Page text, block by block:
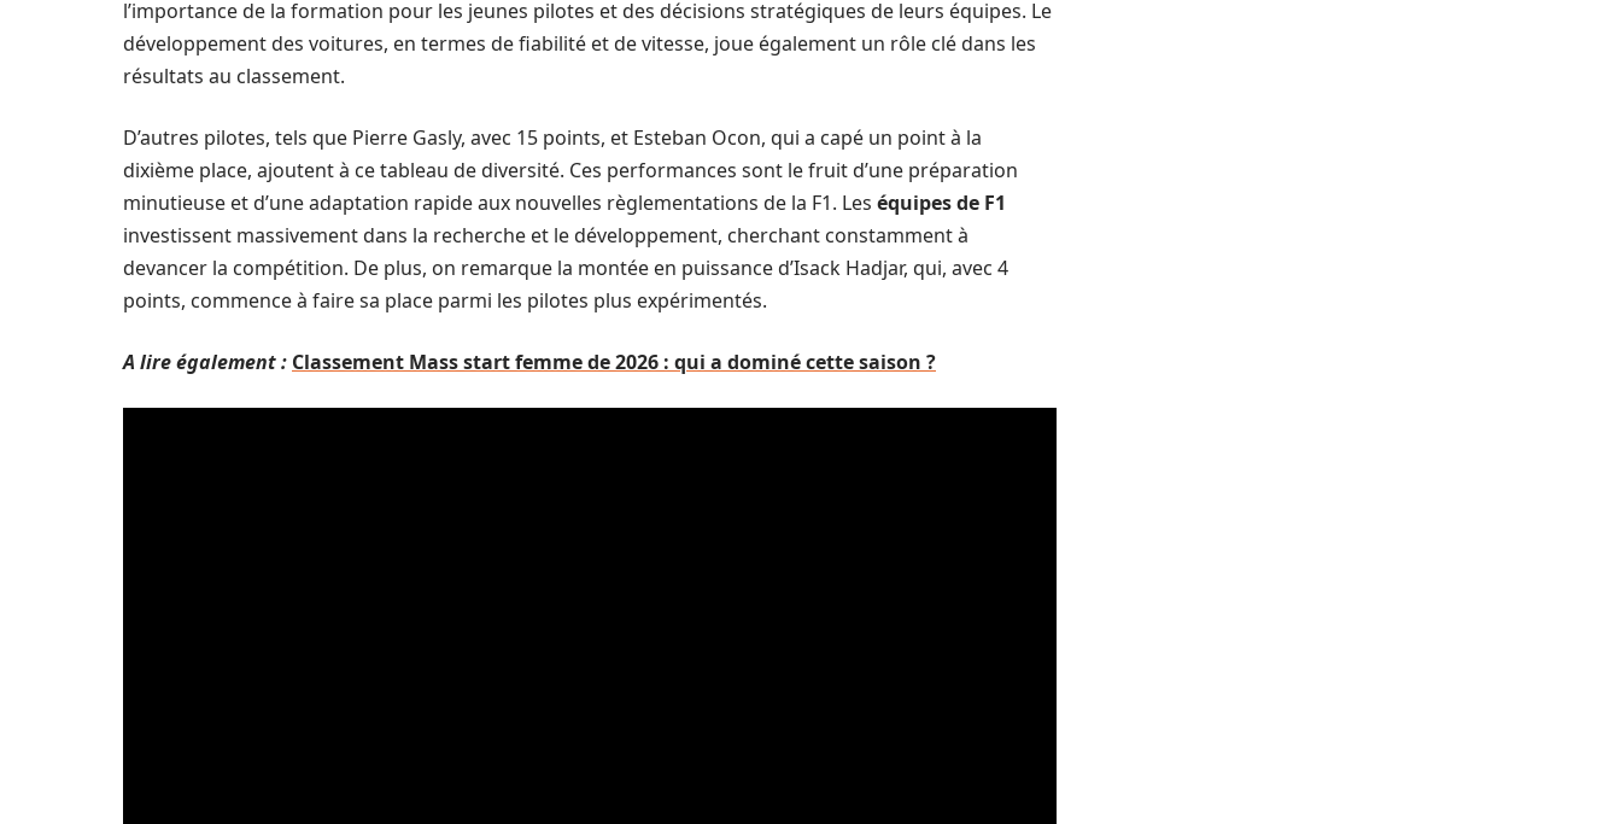
l’importance de la formation pour les jeunes pilotes et des décisions stratégiques de leurs équipes. Le
développement des voitures, en termes de fiabilité et de vitesse, joue également un rôle clé dans les
résultats au classement.
D’autres pilotes, tels que Pierre Gasly, avec 15 points, et Esteban Ocon, qui a capé un point à la
dixième place, ajoutent à ce tableau de diversité. Ces performances sont le fruit d’une préparation
minutieuse et d’une adaptation rapide aux nouvelles règlementations de la F1. Les équipes de F1
investissent massivement dans la recherche et le développement, cherchant constamment à
devancer la compétition. De plus, on remarque la montée en puissance d’Isack Hadjar, qui, avec 4
points, commence à faire sa place parmi les pilotes plus expérimentés.
A lire également : Classement Mass start femme de 2026 : qui a dominé cette saison ?